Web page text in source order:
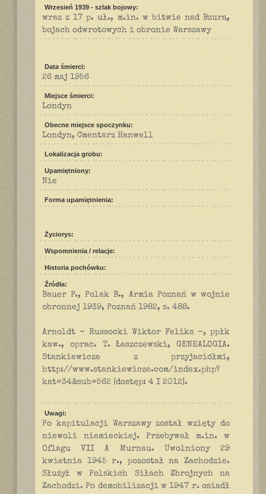
Wrzesień 1939 - szlak bojowy:
wraz z 17 p. uł., m.in. w bitwie nad Bzurą,
bojach odwrotowych i obronie Warszawy
Data śmierci:
26 maj 1956
Miejsce śmierci:
Londyn
Obecne miejsce spoczynku:
Londyn, Cmentarz Hanwell
Lokalizacja grobu:
Upamiętniony:
Nie
Forma upamiętnienia:
Życiorys:
Wspomnienia / relacje:
Historia pochówku:
Źródła:
Bauer P., Polak B., Armia Poznań w wojnie
obronnej 1939, Poznań 1982, s. 488.
Arnoldt - Russocki Wiktor Feliks -, ppłk
kaw., oprac. T. Łaszczewski, GENEALOGIA.
Stankiewicze z przyjaciółmi,
http://www.stankiewicze.com/index.php?
kat=34&sub=562 [dostęp: 4 I 2012].
Uwagi:
Po kapitulacji Warszawy został wzięty do
niewoli niemieckiej. Przebywał m.in. w
Oflagu VII A Murnau. Uwolniony 29
kwietnia 1945 r., pozostał na Zachodzie.
Służył w Polskich Siłach Zbrojnych na
Zachodzi. Po demobilizacji w 1947 r. osiadł